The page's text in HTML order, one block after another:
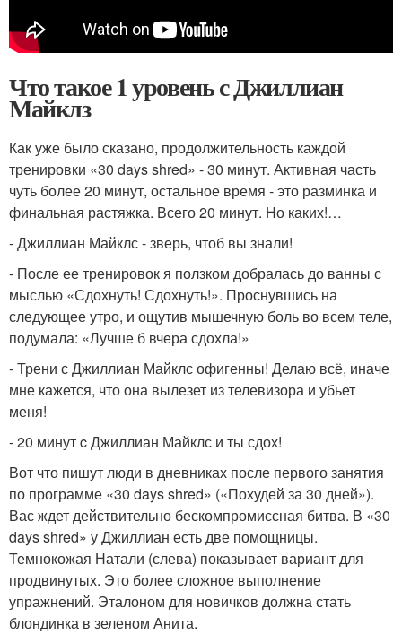
Что такое 1 уровень с Джиллиан
Майклз
Как уже было сказано, продолжительность каждой
тренировки «30 days shred» - 30 минут. Активная часть
чуть более 20 минут, остальное время - это разминка и
финальная растяжка. Всего 20 минут. Но каких!…
- Джиллиан Майклс - зверь, чтоб вы знали!
- После ее тренировок я ползком добралась до ванны с
мыслью «Сдохнуть! Сдохнуть!». Проснувшись на
следующее утро, и ощутив мышечную боль во всем теле,
подумала: «Лучше б вчера сдохла!»
- Трени с Джиллиан Майклс офигенны! Делаю всё, иначе
мне кажется, что она вылезет из телевизора и убьет
меня!
- 20 минут c Джиллиан Майклс и ты сдох!
Вот что пишут люди в дневниках после первого занятия
по программе «30 days shred» («Похудей за 30 дней»).
Вас ждет действительно бескомпромиссная битва. В «30
days shred» у Джиллиан есть две помощницы.
Темнокожая Натали (слева) показывает вариант для
продвинутых. Это более сложное выполнение
упражнений. Эталоном для новичков должна стать
блондинка в зеленом Анита.